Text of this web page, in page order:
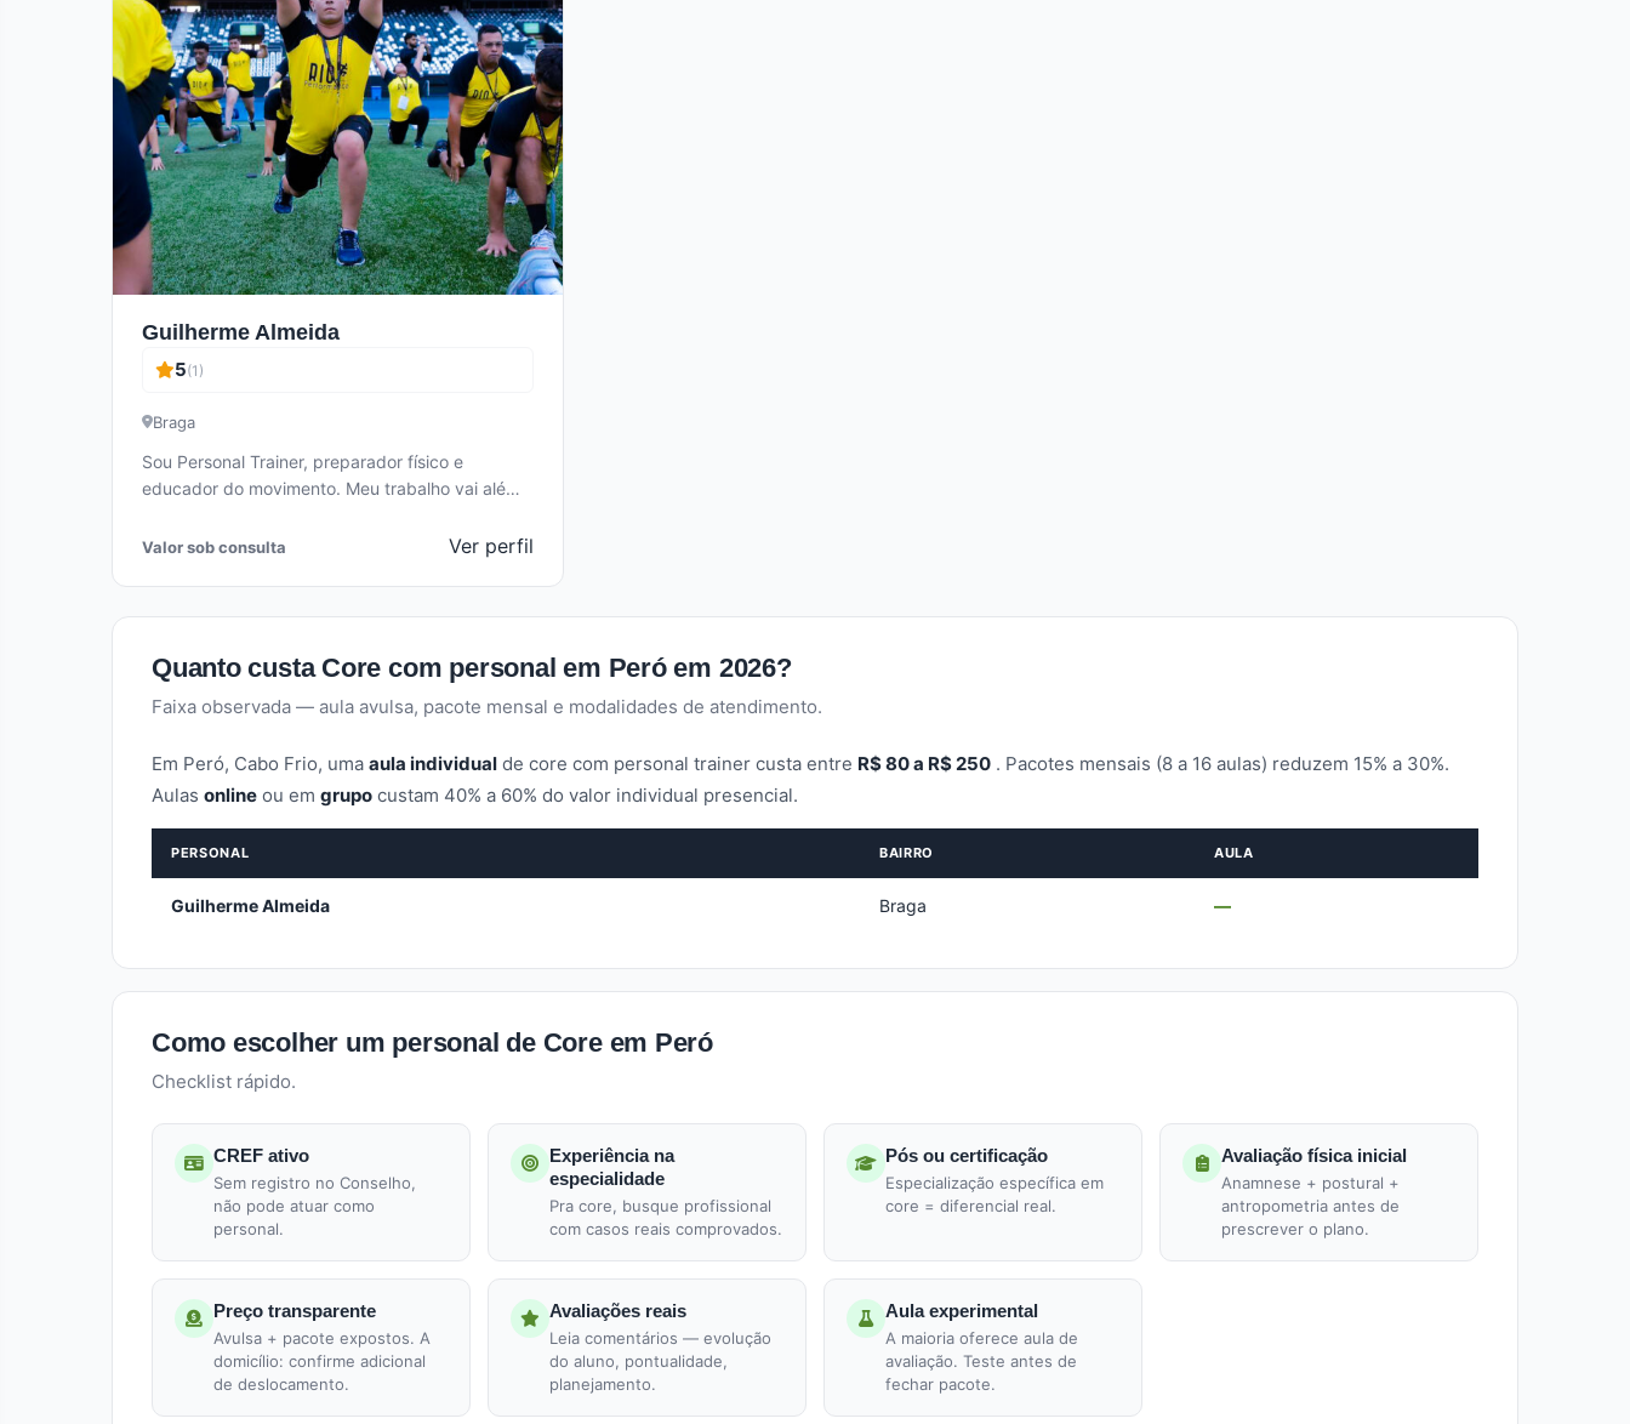
Guilherme Almeida
5(1)
Braga
Sou Personal Trainer, preparador físico e
educador do movimento. Meu trabalho vai além
Valor sob consulta Ver perfil
Quanto custa Core com personal em Peró em 2026?
Faixa observada — aula avulsa, pacote mensal e modalidades de atendimento.
Em Peró, Cabo Frio, uma aula individual de core com personal trainer custa entre R$ 80 a R$ 250 . Pacotes mensais (8 a 16 aulas) reduzem 15% a 30%.
Aulas online ou em grupo custam 40% a 60% do valor individual presencial.
PERSONAL BAIRRO AULA
Guilherme Almeida Braga —
Como escolher um personal de Core em Peró
Checklist rápido.
CREF ativo
Sem registro no Conselho,
não pode atuar como
personal.
Experiência na
especialidade
Pra core, busque profissional
com casos reais comprovados.
Pós ou certificação
Especialização específica em
core = diferencial real.
Avaliação física inicial
Anamnese + postural +
antropometria antes de
prescrever o plano.
Preço transparente
Avulsa + pacote expostos. A
domicílio: confirme adicional
de deslocamento.
Avaliações reais
Leia comentários — evolução
do aluno, pontualidade,
planejamento.
Aula experimental
A maioria oferece aula de
avaliação. Teste antes de
fechar pacote.